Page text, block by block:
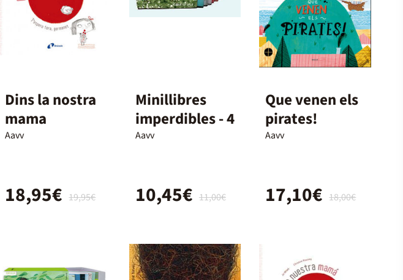
Dins la nostra
mama
Aavv
19,95€
18,95€
Minillibres
imperdibles - 4
Aavv
11,00€
10,45€
Que venen els
pirates!
Aavv
18,00€
17,10€